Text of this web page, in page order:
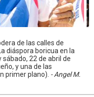
de las calles de
diáspora boricua en la
sábado, 22 de abril de
y una de las
primer plano). - Angel M.